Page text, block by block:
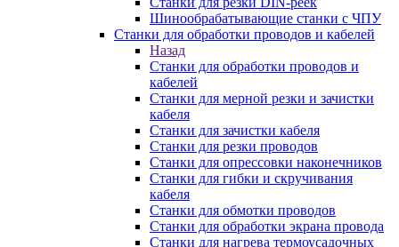
Шинообрабатывающие станки с ЧПУ
Станки для обработки проводов и кабелей
Назад
Станки для обработки проводов и
кабелей
Станки для мерной резки и зачистки
кабеля
Станки для зачистки кабеля
Станки для резки проводов
Станки для опрессовки наконечников
Станки для гибки и скручивания
кабеля
Станки для обмотки проводов
Станки для обработки экрана провода
Станки для нагрева термоусадочных